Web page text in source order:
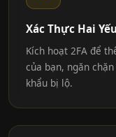
Xác Thực Hai
Kích hoạt 2FA để
của bạn, ngăn
khẩu bị lộ.